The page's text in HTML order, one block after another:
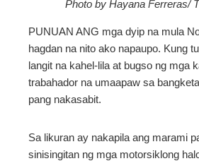
Photo by Hayana Ferreras/
PUNUAN ANG mga dyip na mula
hagdan na nito ako napaupo. Kung
langit na kahel-lila at bugso ng mga
trabahador na umaapaw sa
pang nakasabit.
Sa likuran ay nakapila ang marami
sinisingitan ng mga motorsiklong